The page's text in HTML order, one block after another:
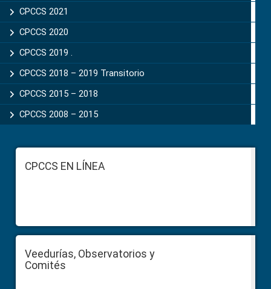
CPCCS 2021
CPCCS 2020
CPCCS 2019 .
CPCCS 2018 – 2019 Transitorio
CPCCS 2015 – 2018
CPCCS 2008 – 2015
FooterCPCCS EN LÍNEA
Veedurías, Observatorios y
Comités